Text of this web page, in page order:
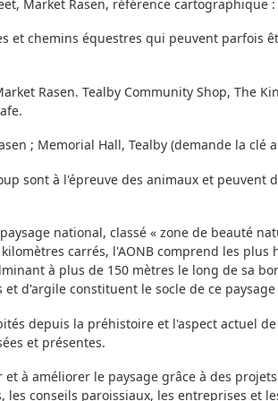
Market Rasen, référence cartographique :
et chemins équestres qui peuvent parfois
Rasen. Tealby Community Shop, The
; Memorial Hall, Tealby (demande la clé
sont à l'épreuve des animaux et
national, classé « zone de beauté
carrés, l'AONB comprend les
à plus de 150 mètres le long de sa
et d'argile constituent le socle de ce
depuis la préhistoire et l'aspect actuel
et présentes.
à améliorer le paysage grâce à des
conseils paroissiaux, les entreprises et